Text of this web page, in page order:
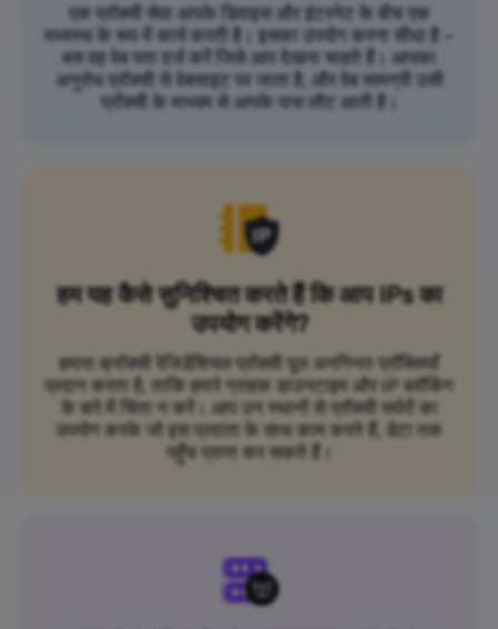
एक प्रॉक्सी सेवा आपके डिवाइस और इंटरनेट के बीच एक
मध्यस्थ के रूप में कार्य करती है। इसका उपयोग करना सीधा है –
बस वह वेब पता दर्ज करें जिसे आप देखना चाहते हैं। आपका
अनुरोध प्रॉक्सी से वेबसाइट पर जाता है, और वेब सामग्री उसी
प्रॉक्सी के माध्यम से आपके पास लौट आती है।
हम यह कैसे सुनिश्चित करते हैं कि आप IPs का
उपयोग करेंगे?
हमारा क्रॉक्सी रेजिडेंशियल प्रॉक्सी पूल अनगिनत प्रॉक्सियाँ
प्रदान करता है, ताकि हमारे ग्राहक डाउनटाइम और IP ब्लॉकिंग
के बारे में चिंता न करें। आप उन स्थानों से प्रॉक्सी सर्वरों का
उपयोग करके जो इस प्रदाता के साथ काम करते हैं, डेटा तक
पहुँच प्राप्त कर सकते हैं।